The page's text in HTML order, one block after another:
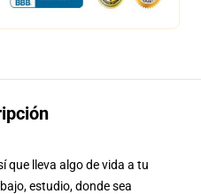
que lleva algo de vida a tu
estudio, donde sea